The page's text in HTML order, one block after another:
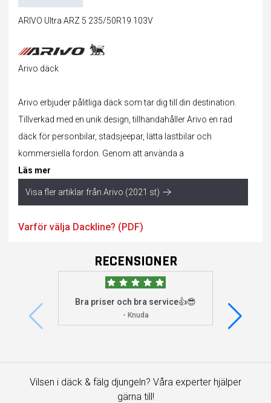
ARIVO Ultra ARZ 5 235/50R19 103V
Arivo däck
Arivo erbjuder pålitliga däck som tar dig till din destination.
Tillverkad med en unik design, tillhandahåller Arivo en rad
däck för personbilar, stadsjeepar, lätta lastbilar och
kommersiella fordon. Genom att använda a
Läs mer
Visa fler artiklar från Arivo (2021 st)
Varför välja Dackline? (PDF)
RECENSIONER
Bra priser och bra service👍😎
- Knuda
Vilsen i däck & fälg djungeln? Våra experter hjälper
gärna till!